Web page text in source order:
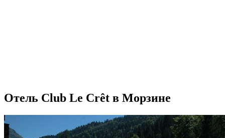
Отель Club Le Crêt в Морзине